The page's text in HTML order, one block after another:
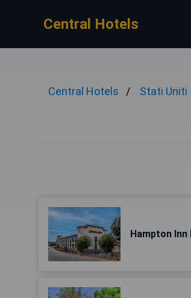
Central Hotels
Central Hotels Stati Uniti
Hampton